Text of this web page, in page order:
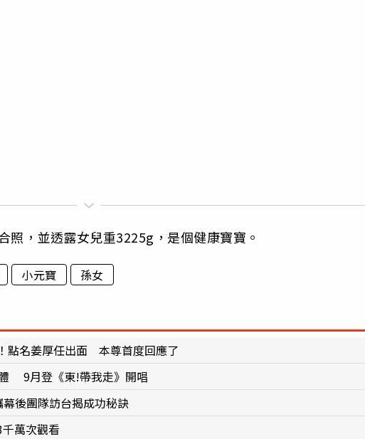
照，並透露女兒重3225g，是個健康寶寶。
小元寶 孫女
點名姜厚任出面 本尊首度回應了
9月登《東!帶我走》開唱
幕後團隊訪台揭成功秘訣
萬次觀看